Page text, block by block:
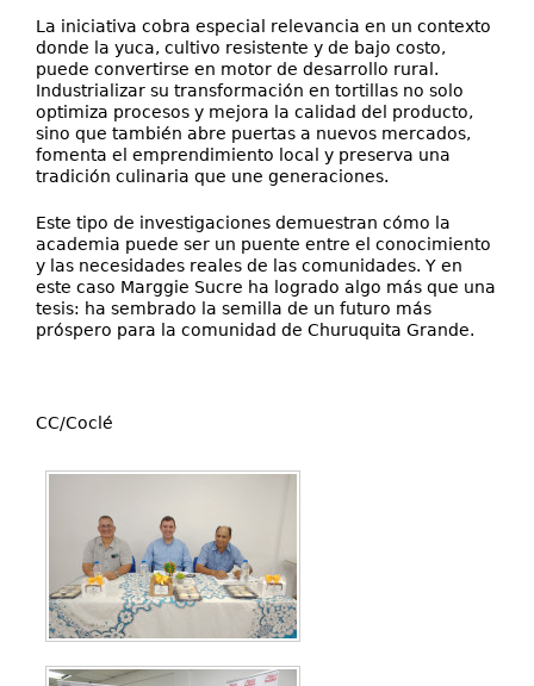
La iniciativa cobra especial relevancia en un contexto
donde la yuca, cultivo resistente y de bajo costo,
puede convertirse en motor de desarrollo rural.
Industrializar su transformación en tortillas no solo
optimiza procesos y mejora la calidad del producto,
sino que también abre puertas a nuevos mercados,
fomenta el emprendimiento local y preserva una
tradición culinaria que une generaciones.
Este tipo de investigaciones demuestran cómo la
academia puede ser un puente entre el conocimiento
y las necesidades reales de las comunidades. Y en
este caso Marggie Sucre ha logrado algo más que una
tesis: ha sembrado la semilla de un futuro más
próspero para la comunidad de Churuquita Grande.
CC/Coclé